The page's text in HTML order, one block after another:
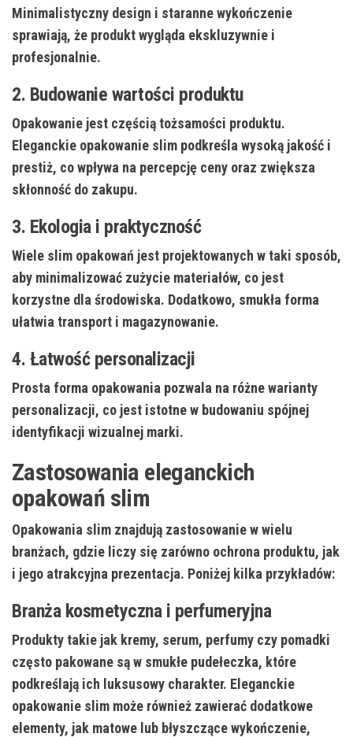
Minimalistyczny design i staranne wykończenie
sprawiają, że produkt wygląda ekskluzywnie i
profesjonalnie.
2. Budowanie wartości produktu
Opakowanie jest częścią tożsamości produktu.
Eleganckie opakowanie slim podkreśla wysoką jakość i
prestiż, co wpływa na percepcję ceny oraz zwiększa
skłonność do zakupu.
3. Ekologia i praktyczność
Wiele slim opakowań jest projektowanych w taki sposób,
aby minimalizować zużycie materiałów, co jest
korzystne dla środowiska. Dodatkowo, smukła forma
ułatwia transport i magazynowanie.
4. Łatwość personalizacji
Prosta forma opakowania pozwala na różne warianty
personalizacji, co jest istotne w budowaniu spójnej
identyfikacji wizualnej marki.
Zastosowania eleganckich
opakowań slim
Opakowania slim znajdują zastosowanie w wielu
branżach, gdzie liczy się zarówno ochrona produktu, jak
i jego atrakcyjna prezentacja. Poniżej kilka przykładów:
Branża kosmetyczna i perfumeryjna
Produkty takie jak kremy, serum, perfumy czy pomadki
często pakowane są w smukłe pudełeczka, które
podkreślają ich luksusowy charakter. Eleganckie
opakowanie slim może również zawierać dodatkowe
elementy, jak matowe lub błyszczące wykończenie,